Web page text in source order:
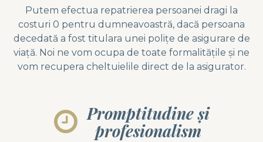
Putem efectua repatrierea persoanei dragi la
costuri 0 pentru dumneavoastră, dacă persoana
decedată a fost titulara unei poliţe de asigurare de
viaţă. Noi ne vom ocupa de toate formalităţile şi ne
vom recupera cheltuielile direct de la asigurator.
Promptitudine și
profesionalism